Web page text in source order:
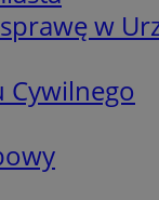
sprawę w
Cywilnego